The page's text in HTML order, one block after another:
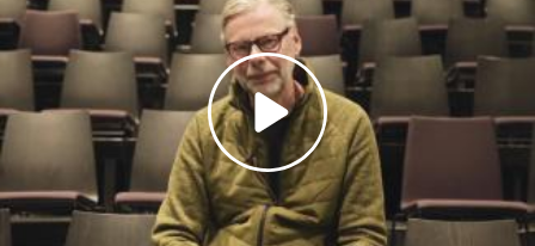
Toista
video